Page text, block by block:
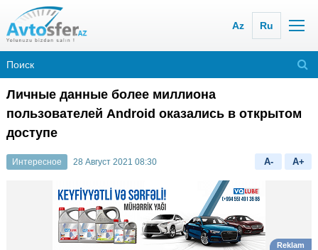
Az Ru
Личные данные более миллиона
пользователей Android оказались в открытом
доступе
Интересное 28 Август 2021 08:30 A- A+